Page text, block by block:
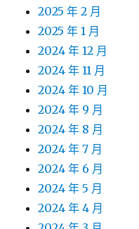
2025 年 2 月
2025 年 1 月
2024 年 12 月
2024 年 11 月
2024 年 10 月
2024 年 9 月
2024 年 8 月
2024 年 7 月
2024 年 6 月
2024 年 5 月
2024 年 4 月